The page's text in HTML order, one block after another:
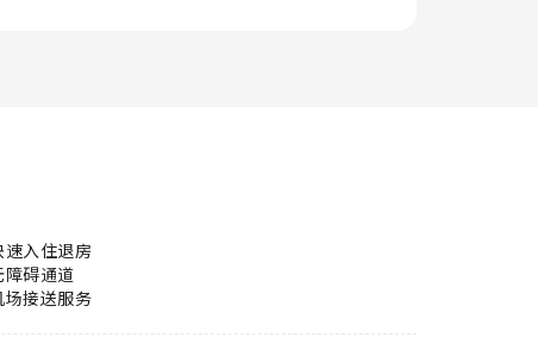
速入住退房
障碍通道
场接送服务